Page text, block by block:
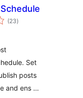
(23कुल
रेटिङ्गहरू
)
Set
posts
and ens …